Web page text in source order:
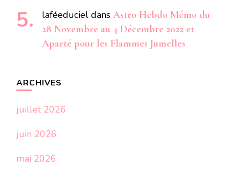
laféeduciel dans Astro Hebdo Mémo du
28 Novembre au 4 Décembre 2022 et
Aparté pour les Flammes Jumelles
ARCHIVES
juillet 2026
juin 2026
mai 2026